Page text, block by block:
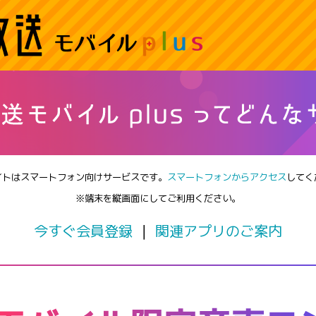
はスマートフォン向けサービスです。 スマートフォンからアクセスして
※端末を縦画面にしてご利用ください。
今すぐ会員登録 ｜ 関連アプリのご案内